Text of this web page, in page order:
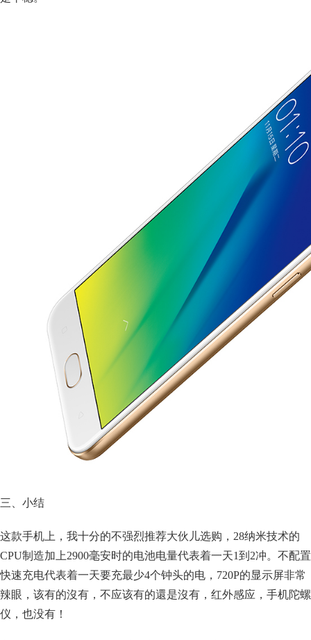
三、小结
这款手机上，我十分的不强烈推荐大伙儿选购，28纳米技术的
CPU制造加上2900毫安时的电池电量代表着一天1到2冲。不配置
快速充电代表着一天要充最少4个钟头的电，720P的显示屏非常
辣眼，该有的沒有，不应该有的還是沒有，红外感应，手机陀螺
仪，也没有！